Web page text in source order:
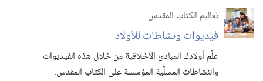
تعاليم الكتاب المقدس
فيديوات ونشاطات للأولاد
علِّم أولادك المبادئ الأخلاقية من خلال هذه الفيديوات
والنشاطات المسلِّية المؤسسة على الكتاب المقدس.‏